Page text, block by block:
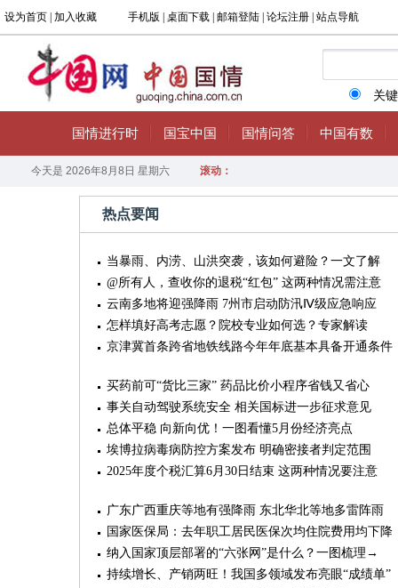
热点要闻
当暴雨、内涝、山洪突袭，该如何避险？一文了解
@所有人，查收你的退税“红包” 这两种情况需注意
云南多地将迎强降雨 7州市启动防汛Ⅳ级应急响应
怎样填好高考志愿？院校专业如何选？专家解读
京津冀首条跨省地铁线路今年年底基本具备开通条件
买药前可“货比三家” 药品比价小程序省钱又省心
事关自动驾驶系统安全 相关国标进一步征求意见
总体平稳 向新向优！一图看懂5月份经济亮点
埃博拉病毒病防控方案发布 明确密接者判定范围
2025年度个税汇算6月30日结束 这两种情况要注意
广东广西重庆等地有强降雨 东北华北等地多雷阵雨
国家医保局：去年职工居民医保次均住院费用均下降
纳入国家顶层部署的“六张网”是什么？一图梳理→
持续增长、产销两旺！我国多领域发布亮眼“成绩单”